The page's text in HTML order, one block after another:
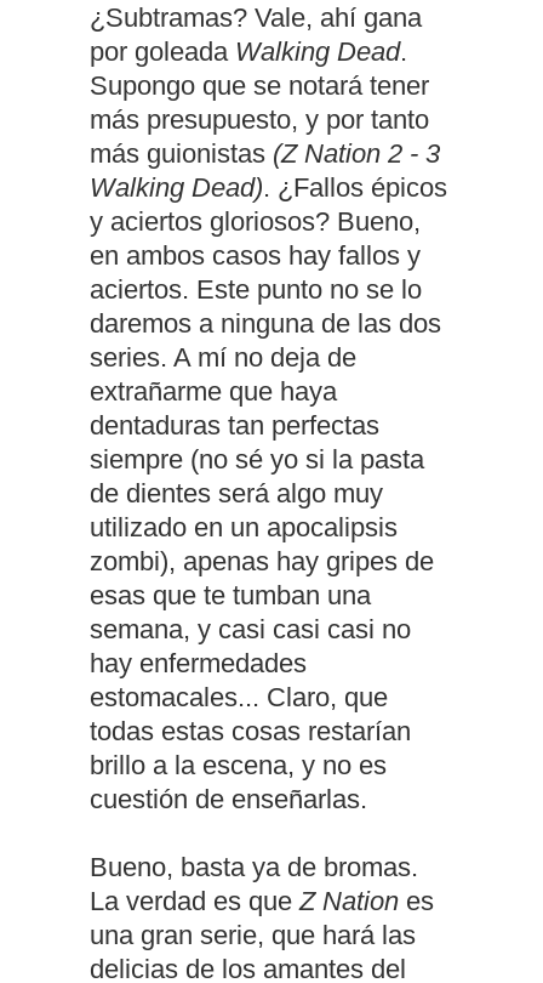
¿Subtramas? Vale, ahí gana
por goleada Walking Dead.
Supongo que se notará tener
más presupuesto, y por tanto
más guionistas (Z Nation 2 - 3
Walking Dead). ¿Fallos épicos
y aciertos gloriosos? Bueno,
en ambos casos hay fallos y
aciertos. Este punto no se lo
daremos a ninguna de las dos
series. A mí no deja de
extrañarme que haya
dentaduras tan perfectas
siempre (no sé yo si la pasta
de dientes será algo muy
utilizado en un apocalipsis
zombi), apenas hay gripes de
esas que te tumban una
semana, y casi casi casi no
hay enfermedades
estomacales... Claro, que
todas estas cosas restarían
brillo a la escena, y no es
cuestión de enseñarlas.
Bueno, basta ya de bromas.
La verdad es que Z Nation es
una gran serie, que hará las
delicias de los amantes del